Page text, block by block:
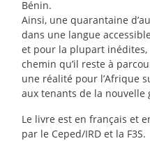
Bénin.
Ainsi, une quarantaine
dans une langue
et pour la plupart
chemin qu’il reste à
une réalité pour l’Afrique
aux tenants de la nouvelle
Le livre est en français et
par le Ceped/IRD et la F3S.